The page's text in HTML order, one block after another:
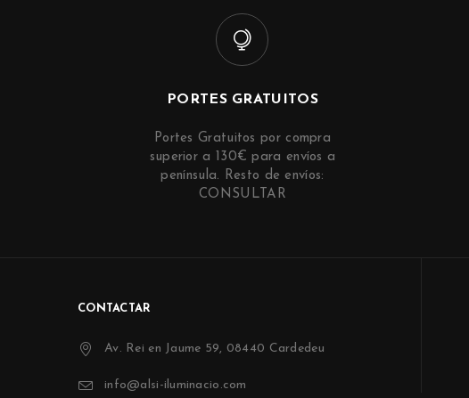
PORTES GRATUITOS
Portes Gratuitos por compra
superior a 130€ para envíos a
península. Resto de envíos:
CONSULTAR
CONTACTAR
Av. Rei en Jaume 59, 08440 Cardedeu
info@alsi-iluminacio.com